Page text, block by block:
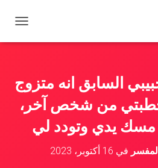
ب
ا
ت
السابق انه متزوج
خطبتي من شخص آخر،
مسك يدي وتودد لي
في 16 أكتوبر، 2023